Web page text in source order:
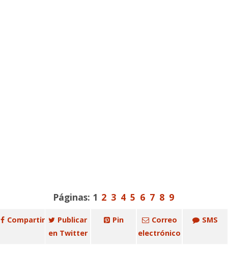
Páginas: 1 2 3 4 5 6 7 8 9
Compartir
Publicar
en Twitter
Pin
Correo
electrónico
SMS